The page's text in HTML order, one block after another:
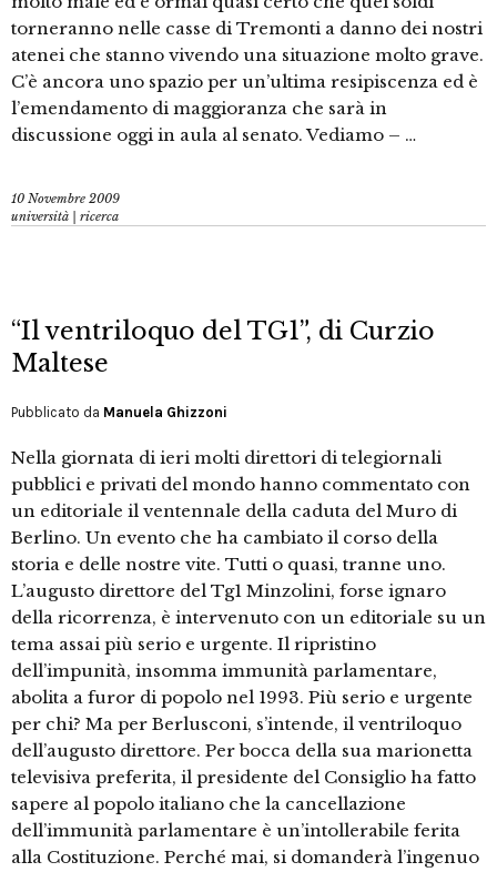
torneranno nelle casse di Tremonti a danno dei nostri
atenei che stanno vivendo una situazione molto grave.
C’è ancora uno spazio per un’ultima resipiscenza ed è
l’emendamento di maggioranza che sarà in
discussione oggi in aula al senato. Vediamo – …
10 Novembre 2009
università | ricerca
“Il ventriloquo del TG1”, di Curzio
Maltese
Pubblicato da Manuela Ghizzoni
Nella giornata di ieri molti direttori di telegiornali
pubblici e privati del mondo hanno commentato con
un editoriale il ventennale della caduta del Muro di
Berlino. Un evento che ha cambiato il corso della
storia e delle nostre vite. Tutti o quasi, tranne uno.
L’augusto direttore del Tg1 Minzolini, forse ignaro
della ricorrenza, è intervenuto con un editoriale su un
tema assai più serio e urgente. Il ripristino
dell’impunità, insomma immunità parlamentare,
abolita a furor di popolo nel 1993. Più serio e urgente
per chi? Ma per Berlusconi, s’intende, il ventriloquo
dell’augusto direttore. Per bocca della sua marionetta
televisiva preferita, il presidente del Consiglio ha fatto
sapere al popolo italiano che la cancellazione
dell’immunità parlamentare è un’intollerabile ferita
alla Costituzione. Perché mai, si domanderà l’ingenuo